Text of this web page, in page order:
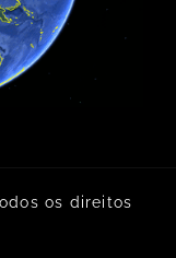
os direitos